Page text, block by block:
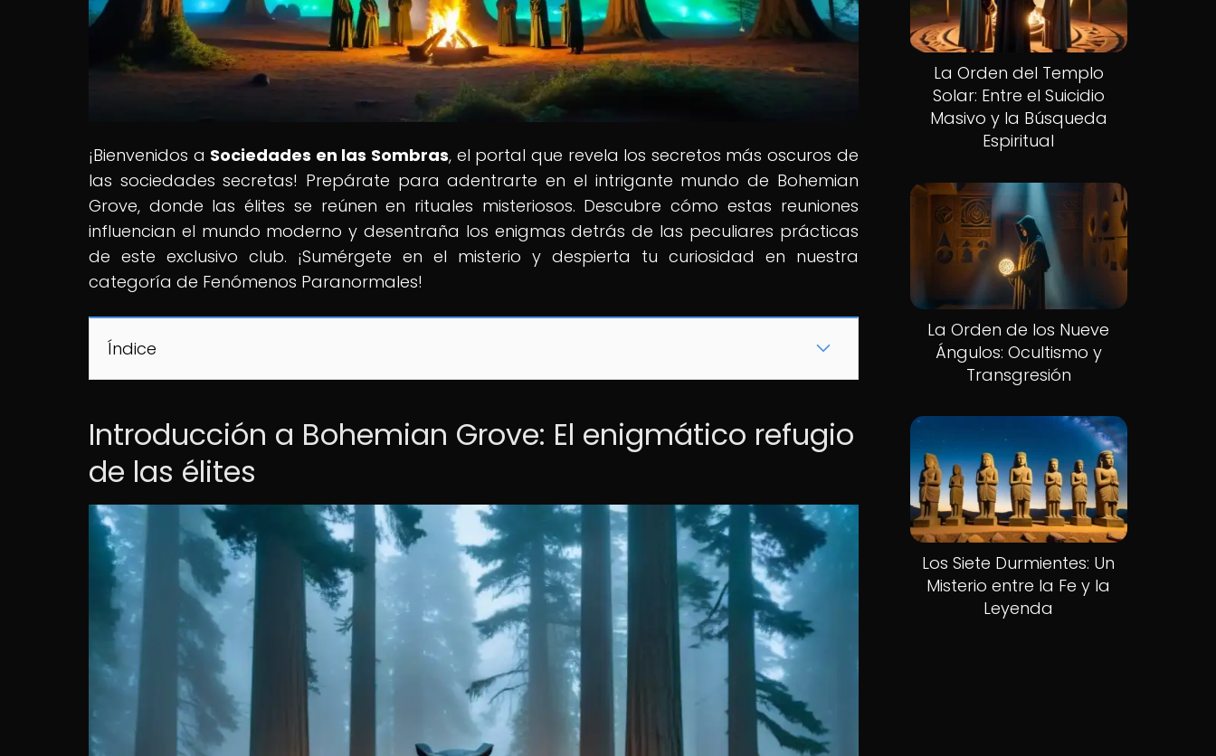
¡Bienvenidos a Sociedades en las Sombras, el portal que revela los secretos más oscuros de
las sociedades secretas! Prepárate para adentrarte en el intrigante mundo de Bohemian
Grove, donde las élites se reúnen en rituales misteriosos. Descubre cómo estas reuniones
influencian el mundo moderno y desentraña los enigmas detrás de las peculiares prácticas
de este exclusivo club. ¡Sumérgete en el misterio y despierta tu curiosidad en nuestra
categoría de Fenómenos Paranormales!
Índice
Introducción a Bohemian Grove: El enigmático refugio
de las élites
La Orden del Templo
Solar: Entre el Suicidio
Masivo y la Búsqueda
Espiritual
La Orden de los Nueve
Ángulos: Ocultismo y
Transgresión
Los Siete Durmientes: Un
Misterio entre la Fe y la
Leyenda